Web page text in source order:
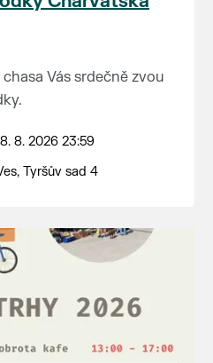
Vás srdečně zvou
máje
pro stárky od
na sokolovně
hrát DH
8. 2026 23:59
Tyršův sad 4